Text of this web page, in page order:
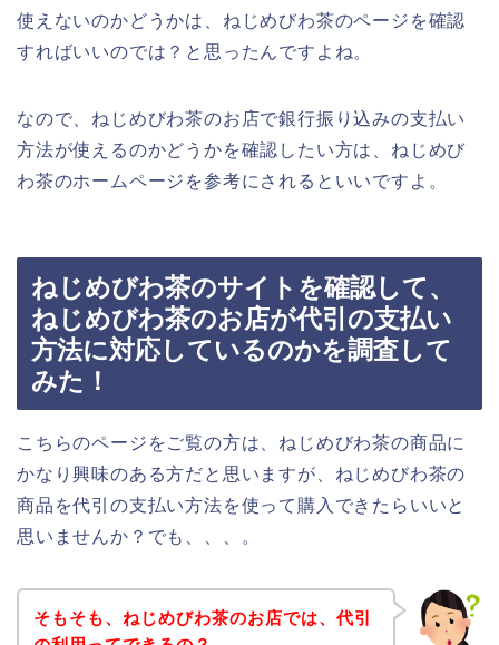
使えないのかどうかは、ねじめびわ茶のページを確認
すればいいのでは？と思ったんですよね。
なので、ねじめびわ茶のお店で銀行振り込みの支払い
方法が使えるのかどうかを確認したい方は、ねじめび
わ茶のホームページを参考にされるといいですよ。
ねじめびわ茶のサイトを確認して、
ねじめびわ茶のお店が代引の支払い
方法に対応しているのかを調査して
みた！
こちらのページをご覧の方は、ねじめびわ茶の商品に
かなり興味のある方だと思いますが、ねじめびわ茶の
商品を代引の支払い方法を使って購入できたらいいと
思いませんか？でも、、、。
そもそも、ねじめびわ茶のお店では、代引